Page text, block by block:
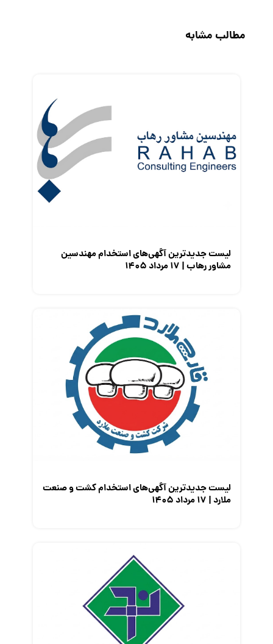
رزومه
گزارش‌های آماری
مصاحبه شغلی
معرفی شرکت ها
مطالب مشابه
لیست جدیدترین آگهی‌های استخدام مهندسین
مشاور رهاب | ۱۷ مرداد ۱۴۰۵
لیست جدیدترین آگهی‌های استخدام کشت و صنعت
ملارد | ۱۷ مرداد ۱۴۰۵